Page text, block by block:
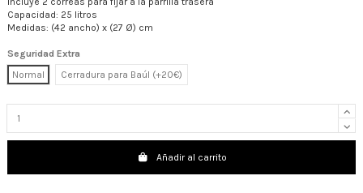
Capacidad: 25 litros
Medidas: (42 ancho) x (27 Ø) cm
Seguridad Extra
Normal
Cerradura para Baúl (+20€)
Añadir al carrito